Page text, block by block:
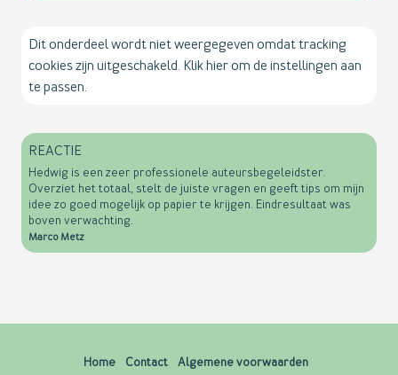
Dit onderdeel wordt niet weergegeven omdat tracking
cookies zijn uitgeschakeld. Klik hier om de instellingen aan
te passen.
REACTIE
Hedwig is een zeer professionele auteursbegeleidster.
Overziet het totaal, stelt de juiste vragen en geeft tips om mijn
idee zo goed mogelijk op papier te krijgen. Eindresultaat was
boven verwachting.
Marco Metz
Home Contact
Algemene voorwaarden